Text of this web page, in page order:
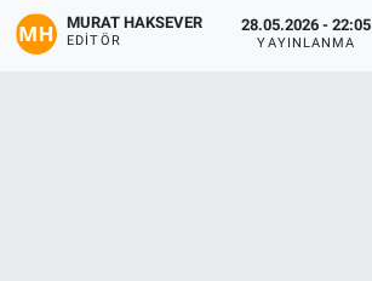
MURAT HAKSEVER
EDITÖR
28.05.2026 - 22:05
YAYINLANMA
Magazin